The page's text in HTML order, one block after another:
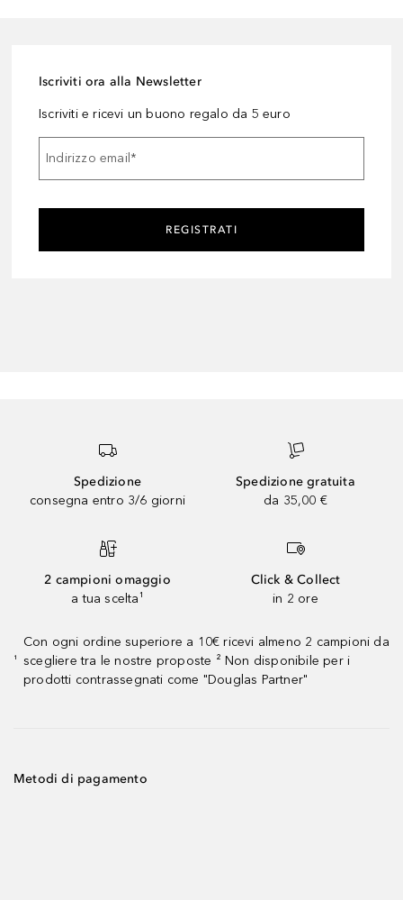
Iscriviti ora alla Newsletter
Iscriviti e ricevi un buono regalo da 5 euro
Indirizzo email*
REGISTRATI
Spedizione
consegna entro 3/6 giorni
Spedizione gratuita
da 35,00 €
2 campioni omaggio
a tua scelta¹
Click & Collect
in 2 ore
¹
Con ogni ordine superiore a 10€ ricevi almeno 2 campioni da
scegliere tra le nostre proposte ² Non disponibile per i
prodotti contrassegnati come "Douglas Partner"
Metodi di pagamento